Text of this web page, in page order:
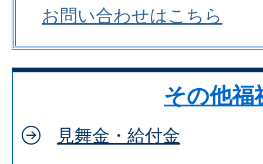
お問い合わせはこちら
その他福
見舞金・給付金